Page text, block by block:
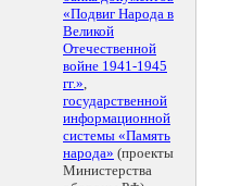
«Подвиг Народа в
Великой
Отечественной
войне 1941-1945
гг.»,
государственной
информационной
системы «Память
народа» (проекты
Министерства